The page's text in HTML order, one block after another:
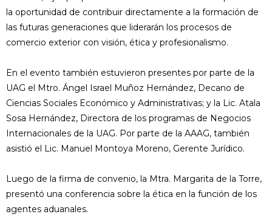
la oportunidad de contribuir directamente a la formación de
las futuras generaciones que liderarán los procesos de
comercio exterior con visión, ética y profesionalismo.
En el evento también estuvieron presentes por parte de la
UAG el Mtro. Ángel Israel Muñoz Hernández, Decano de
Ciencias Sociales Económico y Administrativas; y la Lic. Atala
Sosa Hernández, Directora de los programas de Negocios
Internacionales de la UAG. Por parte de la AAAG, también
asistió el Lic. Manuel Montoya Moreno, Gerente Jurídico.
Luego de la firma de convenio, la Mtra. Margarita de la Torre,
presentó una conferencia sobre la ética en la función de los
agentes aduanales.